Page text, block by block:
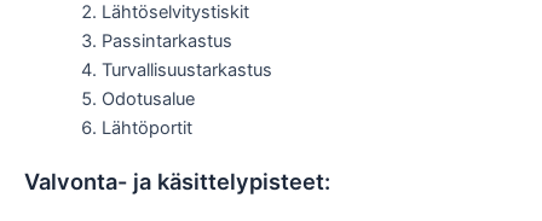
Lähtöselvitystiskit
Passintarkastus
Turvallisuustarkastus
Odotusalue
Lähtöportit
Valvonta- ja käsittelypisteet: